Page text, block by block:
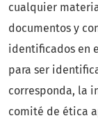
cualquier
documentos y
identificados en
para ser
corresponda, la
comité de ética